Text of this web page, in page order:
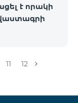
է որակի
11 12